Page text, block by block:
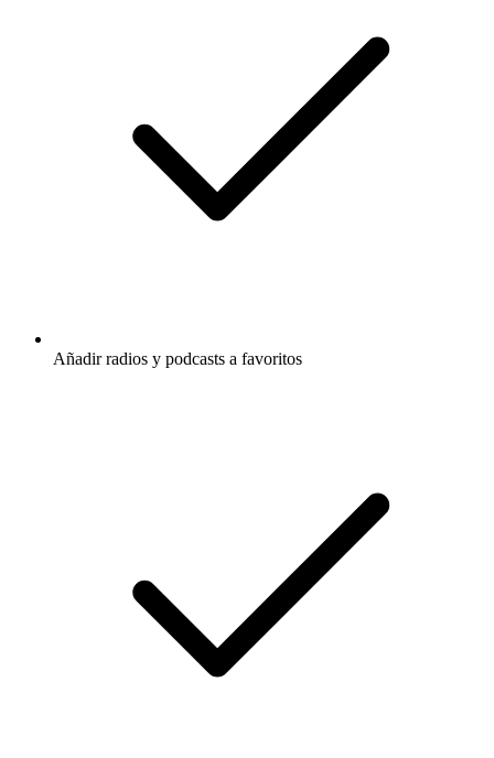
Añadir radios y podcasts a favoritos